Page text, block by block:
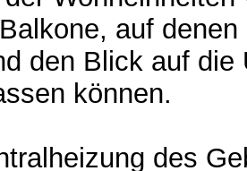
auf
den Blick auf die
können.
des